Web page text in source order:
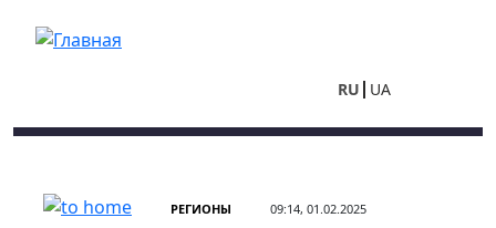
RU UA
РЕГИОНЫ 09:14, 01.02.2025